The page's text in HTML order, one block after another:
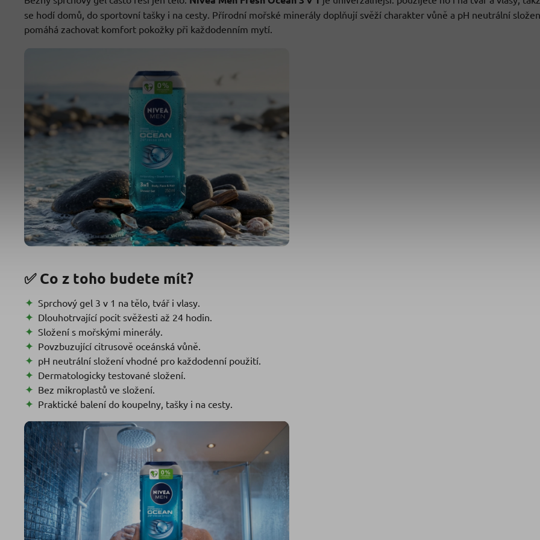
se hodí domů, do sportovní tašky i na cesty. Přírodní mořské minerály doplňují svěží charakter vůně a pH neutrální
pomáhá zachovat komfort pokožky při každodenním mytí.
✅ Co z toho budete mít?
Sprchový gel 3 v 1 na tělo, tvář i vlasy.
Dlouhotrvající pocit svěžesti až 24 hodin.
Složení s mořskými minerály.
Povzbuzující citrusově oceánská vůně.
pH neutrální složení vhodné pro každodenní použití.
Dermatologicky testované složení.
Bez mikroplastů ve složení.
Praktické balení do koupelny, tašky i na cesty.